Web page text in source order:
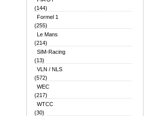
(144)
Formel 1
(255)
Le Mans
(214)
SIM-Racing
(13)
VLN / NLS
(572)
WEC
(217)
WTCC
(30)